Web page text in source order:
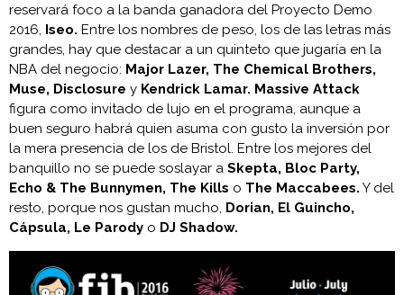
reservará foco a la banda ganadora del Proyecto Demo
2016, Iseo. Entre los nombres de peso, los de las letras más
grandes, hay que destacar a un quinteto que jugaría en la
NBA del negocio: Major Lazer, The Chemical Brothers,
Muse, Disclosure y Kendrick Lamar. Massive Attack
figura como invitado de lujo en el programa, aunque a
buen seguro habrá quien asuma con gusto la inversión por
la mera presencia de los de Bristol. Entre los mejores del
banquillo no se puede soslayar a Skepta, Bloc Party,
Echo & The Bunnymen, The Kills o The Maccabees. Y del
resto, porque nos gustan mucho, Dorian, El Guincho,
Cápsula, Le Parody o DJ Shadow.